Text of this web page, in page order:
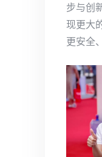
步与创
现更大
更安全